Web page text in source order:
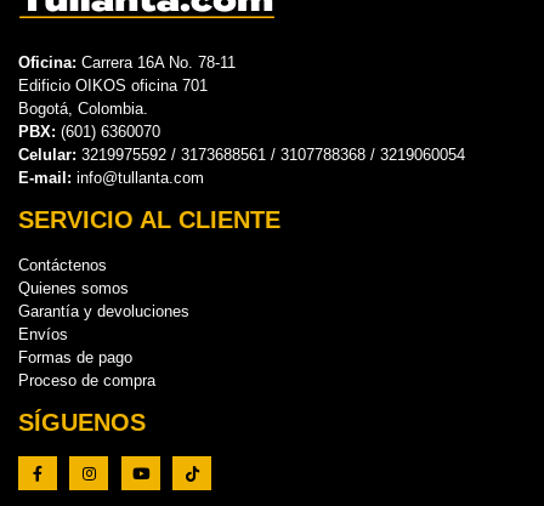
Oficina: Carrera 16A No. 78-11
Edificio OIKOS oficina 701
Bogotá, Colombia.
PBX: (601) 6360070
Celular: 3219975592 / 3173688561 / 3107788368 / 3219060054
E-mail: info@tullanta.com
SERVICIO AL CLIENTE
Contáctenos
Quienes somos
Garantía y devoluciones
Envíos
Formas de pago
Proceso de compra
SÍGUENOS